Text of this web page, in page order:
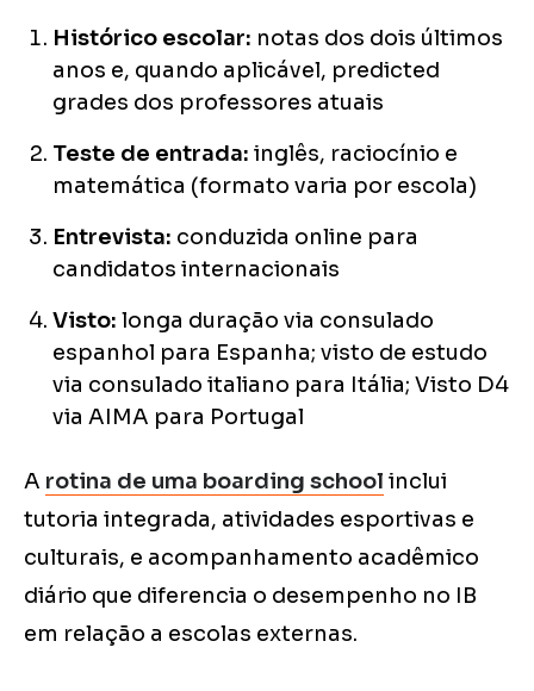
Histórico escolar: notas dos dois últimos
anos e, quando aplicável, predicted
grades dos professores atuais
Teste de entrada: inglês, raciocínio e
matemática (formato varia por escola)
Entrevista: conduzida online para
candidatos internacionais
Visto: longa duração via consulado
espanhol para Espanha; visto de estudo
via consulado italiano para Itália; Visto D4
via AIMA para Portugal
A rotina de uma boarding school inclui
tutoria integrada, atividades esportivas e
culturais, e acompanhamento acadêmico
diário que diferencia o desempenho no IB
em relação a escolas externas.